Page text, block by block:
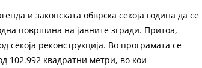
и законската обврска секоја година да се
површина на јавните згради. Притоа,
секоја реконструкција. Во програмата се
102.992 квадратни метри, во кои